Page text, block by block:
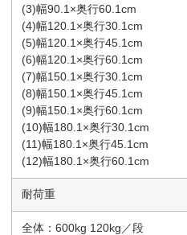
(3)幅90.1×奥行60.1cm
(4)幅120.1×奥行30.1cm
(5)幅120.1×奥行45.1cm
(6)幅120.1×奥行60.1cm
(7)幅150.1×奥行30.1cm
(8)幅150.1×奥行45.1cm
(9)幅150.1×奥行60.1cm
(10)幅180.1×奥行30.1cm
(11)幅180.1×奥行45.1cm
(12)幅180.1×奥行60.1cm
耐荷重
全体：600kg 120kg／段